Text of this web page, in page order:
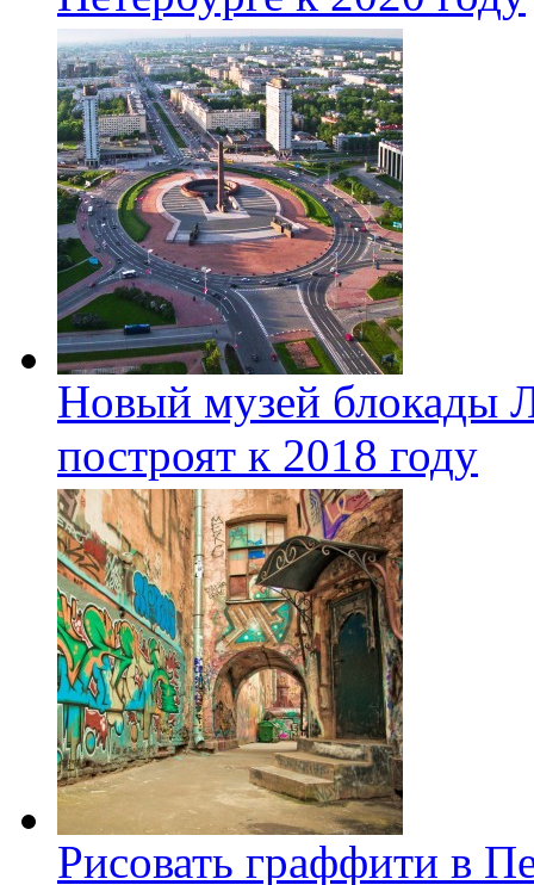
Новый музей блокады
построят к 2018 году
Рисовать граффити в